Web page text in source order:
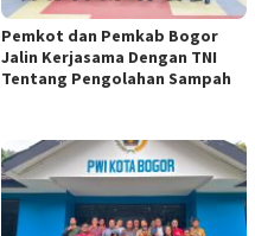
Pemkot dan Pemkab Bogor
Jalin Kerjasama Dengan TNI
Tentang Pengolahan Sampah